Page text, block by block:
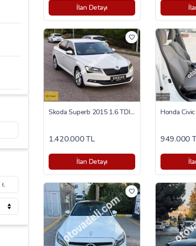
İlan Detayı
Skoda Superb 2015 1.6 TDI Prestige
1.420.000 TL
İlan Detayı
949.000